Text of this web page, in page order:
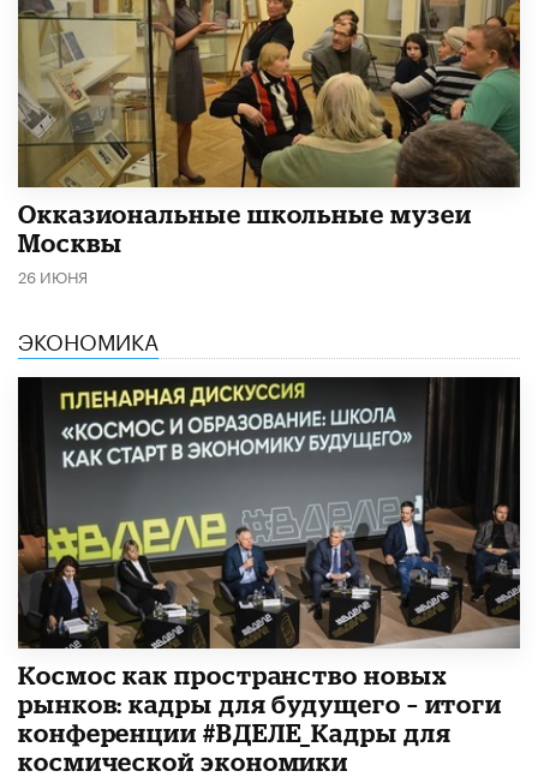
​Окказиональные школьные музеи
Москвы
26 ИЮНЯ
ЭКОНОМИКА
Космос как пространство новых
рынков: кадры для будущего – итоги
конференции #ВДЕЛЕ_Кадры для
космической экономики